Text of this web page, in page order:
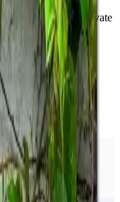
en bienes raíces, private
operaciones,
globalmente.